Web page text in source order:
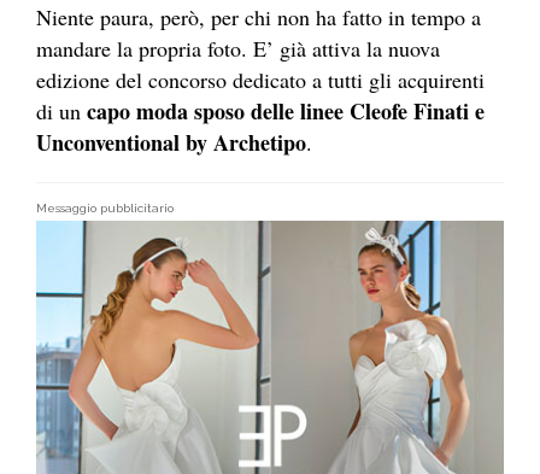
Niente paura, però, per chi non ha fatto in tempo a
mandare la propria foto. E’ già attiva la nuova
edizione del concorso dedicato a tutti gli acquirenti
di un capo moda sposo delle linee Cleofe Finati e
Unconventional by Archetipo.
Messaggio pubblicitario